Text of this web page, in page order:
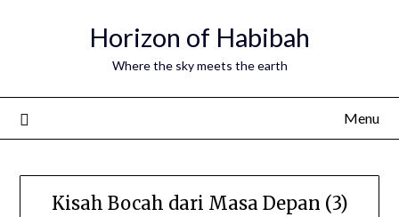
Horizon of Habibah
Where the sky meets the earth
Menu
Kisah Bocah dari Masa Depan (3)